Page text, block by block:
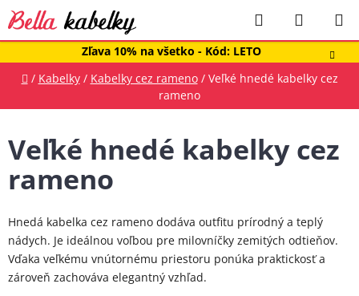
Prejsť
na
obsah
Zľava 10% na všetko - Kód: LETO
Hľadať
KOŠÍK
Domov
/ Kabelky / Kabelky cez rameno / Veľké hnedé kabelky cez
rameno
Veľké hnedé kabelky cez
rameno
Hnedá kabelka cez rameno dodáva outfitu prírodný a teplý
nádych. Je ideálnou voľbou pre milovníčky zemitých odtieňov.
Vďaka veľkému vnútornému priestoru ponúka praktickosť a
zároveň zachováva elegantný vzhľad.